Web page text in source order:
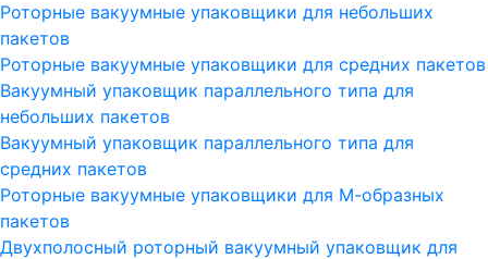
Роторные вакуумные упаковщики для небольших
пакетов
Роторные вакуумные упаковщики для средних пакетов
Вакуумный упаковщик параллельного типа для
небольших пакетов
Вакуумный упаковщик параллельного типа для
средних пакетов
Роторные вакуумные упаковщики для М-образных
пакетов
Двухполосный роторный вакуумный упаковщик для